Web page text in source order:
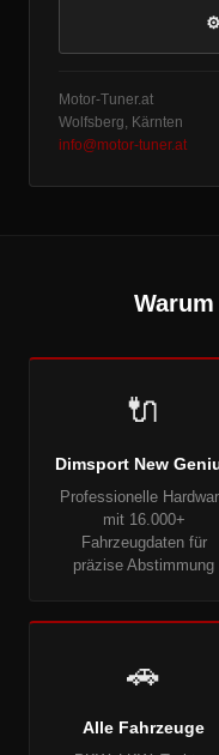
Motor-Tuner.at
Wolfsberg, Kärnten
info@motor-tuner.at
🔌
Dimsport New
Professionelle
mit 16.000+
Fahrzeugdaten für
präzise Abstimmung
🚗
Alle Fahrzeuge